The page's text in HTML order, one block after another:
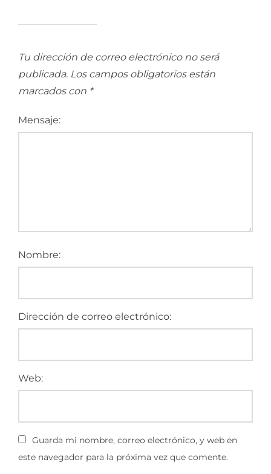
Tu dirección de correo electrónico no será
publicada. Los campos obligatorios están
marcados con *
Mensaje:
Nombre:
Dirección de correo electrónico:
Web:
Guarda mi nombre, correo electrónico, y web en
este navegador para la próxima vez que comente.